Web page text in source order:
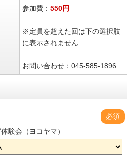
参加費： 550円
※定員を超えた回は下の選択肢
に表示されません
お問い合わせ：045-585-1896
必須
験会（ヨコヤマ）